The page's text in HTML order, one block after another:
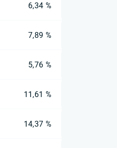
6,34 %
7,89 %
5,76 %
11,61 %
14,37 %